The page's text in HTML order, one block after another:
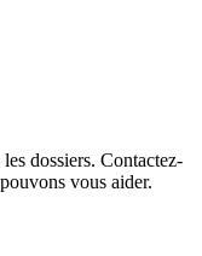
dossiers. Contactez-
vous aider.